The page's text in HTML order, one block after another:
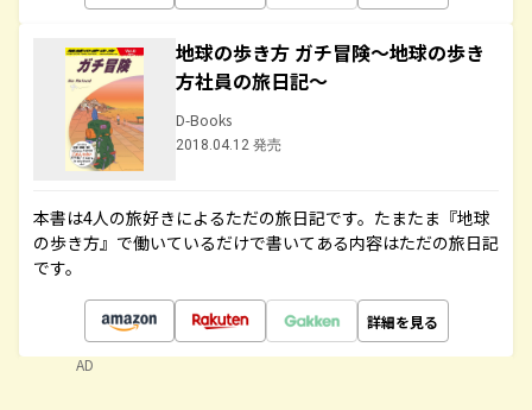
地球の歩き方 ガチ冒険～地球の歩き
方社員の旅日記～
D-Books
2018.04.12 発売
本書は4人の旅好きによるただの旅日記です。たまたま『地球
の歩き方』で働いているだけで書いてある内容はただの旅日記
です。
詳細を見る
AD